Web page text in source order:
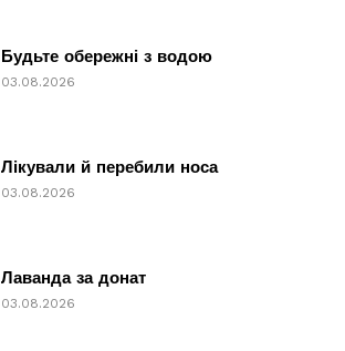
Будьте обережні з водою
03.08.2026
Лікували й перебили носа
03.08.2026
Лаванда за донат
03.08.2026